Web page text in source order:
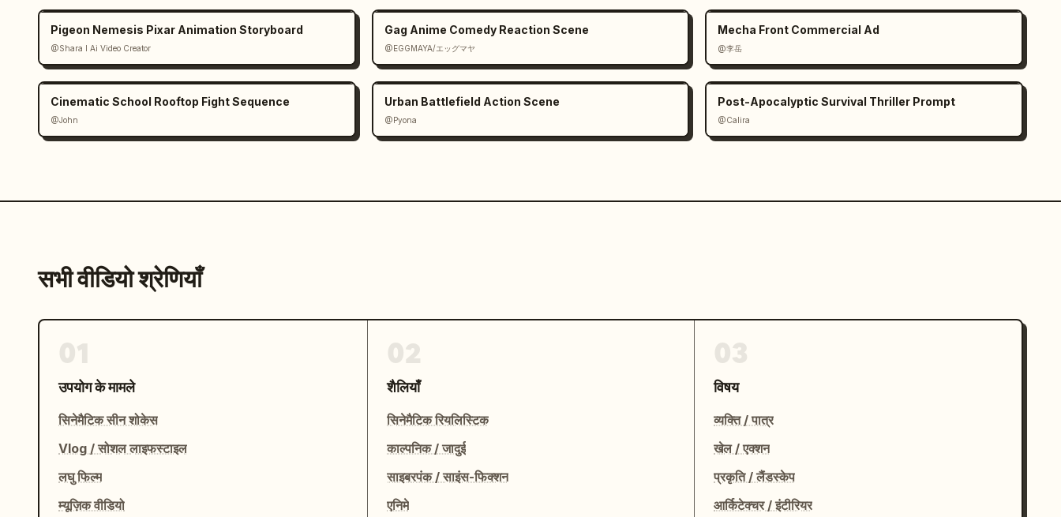
Pigeon Nemesis Pixar Animation Storyboard
@Shara I Ai Video Creator
Gag Anime Comedy Reaction Scene
@EGGMAYA/エッグマヤ
Mecha Front Commercial Ad
@李岳
Cinematic School Rooftop Fight Sequence
@John
Urban Battlefield Action Scene
@Pyona
Post-Apocalyptic Survival Thriller Prompt
@Calira
सभी वीडियो श्रेणियाँ
उपयोग के मामले
सिनेमैटिक सीन शोकेस
Vlog / सोशल लाइफस्टाइल
लघु फिल्म
म्यूज़िक वीडियो
शैलियाँ
सिनेमैटिक रियलिस्टिक
काल्पनिक / जादुई
साइबरपंक / साइंस-फिक्शन
एनिमे
विषय
व्यक्ति / पात्र
खेल / एक्शन
प्रकृति / लैंडस्केप
आर्किटेक्चर / इंटीरियर